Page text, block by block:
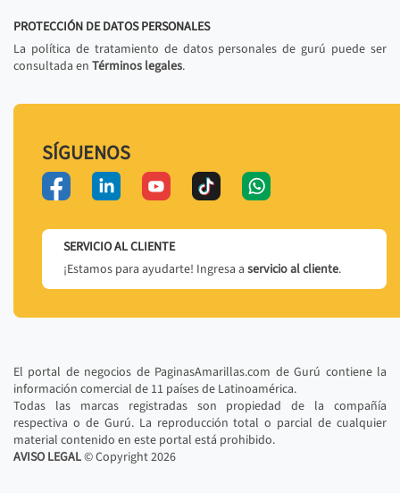
PROTECCIÓN DE DATOS PERSONALES
La política de tratamiento de datos personales de gurú puede ser
consultada en Términos legales.
SÍGUENOS
SERVICIO AL CLIENTE
¡Estamos para ayudarte! Ingresa a servicio al cliente.
El portal de negocios de PaginasAmarillas.com de Gurú contiene la
información comercial de 11 países de Latinoamérica.
Todas las marcas registradas son propiedad de la compañía
respectiva o de Gurú. La reproducción total o parcial de cualquier
material contenido en este portal está prohibido.
AVISO LEGAL© Copyright2026